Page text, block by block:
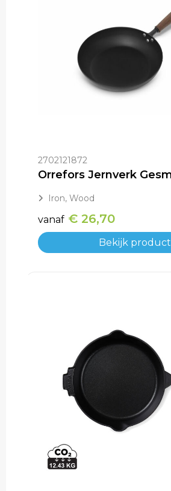
2702121872
Iron, Wood
vanaf € 26,70
Bekijk product